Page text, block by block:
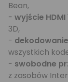
Bean,
- wyjście HDMI
3D,
- dekodowanie
wszystkich
- swobodne
z zasobów